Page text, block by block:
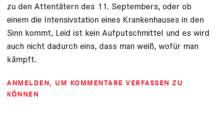
zu den Attentätern des 11. Septembers, oder ob
einem die Intensivstation eines Krankenhauses in den
Sinn kommt, Leid ist kein Aufputschmittel und es wird
auch nicht dadurch eins, dass man weiß, wofür man
kämpft.
ANMELDEN, UM KOMMENTARE VERFASSEN ZU
KÖNNEN